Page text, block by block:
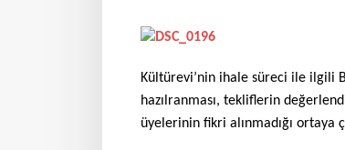
Kültürevi’nin ihale süreci ile ilgili
hazılranması, tekliflerin
üyelerinin fikri alınmadığı ortaya